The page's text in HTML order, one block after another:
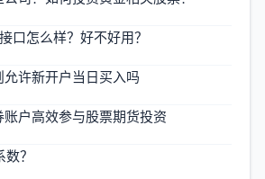
口怎么样？好不好用？
允许新开户当日买入吗
户高效参与股票期货投资
？